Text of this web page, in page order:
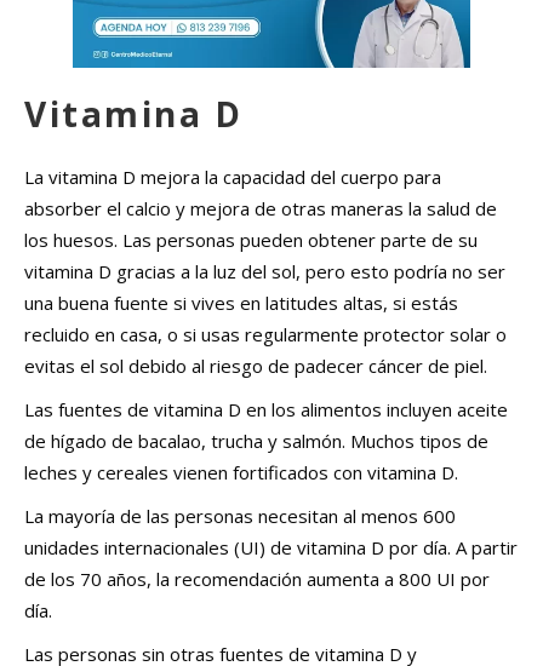
Vitamina D
La vitamina D mejora la capacidad del cuerpo para
absorber el calcio y mejora de otras maneras la salud de
los huesos. Las personas pueden obtener parte de su
vitamina D gracias a la luz del sol, pero esto podría no ser
una buena fuente si vives en latitudes altas, si estás
recluido en casa, o si usas regularmente protector solar o
evitas el sol debido al riesgo de padecer cáncer de piel.
Las fuentes de vitamina D en los alimentos incluyen aceite
de hígado de bacalao, trucha y salmón. Muchos tipos de
leches y cereales vienen fortificados con vitamina D.
La mayoría de las personas necesitan al menos 600
unidades internacionales (UI) de vitamina D por día. A partir
de los 70 años, la recomendación aumenta a 800 UI por
día.
Las personas sin otras fuentes de vitamina D y